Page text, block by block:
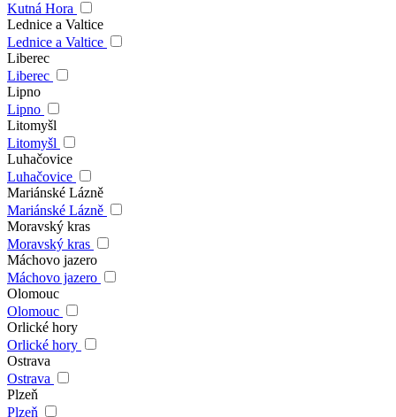
Kutná Hora
Lednice a Valtice
Lednice a Valtice
Liberec
Liberec
Lipno
Lipno
Litomyšl
Litomyšl
Luhačovice
Luhačovice
Mariánské Lázně
Mariánské Lázně
Moravský kras
Moravský kras
Máchovo jazero
Máchovo jazero
Olomouc
Olomouc
Orlické hory
Orlické hory
Ostrava
Ostrava
Plzeň
Plzeň